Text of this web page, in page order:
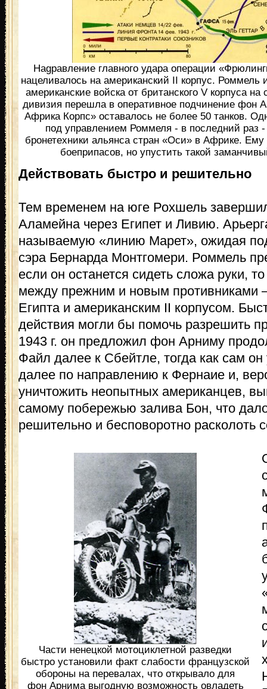
Наgравление главного удара операции
нацеливалось на американский II корпус.
американские войска от британского V корпуса на
дивизия перешла в оперативное подчинение фон
Африка Корпс» оставалось не более 50 танков.
под управлением Роммеля - в последний раз
бронетехники альянса стран «Оси» в Африке. Ему
боеприпасов, но упустить такой
Действовать быстро и решительно
Тем временем на юге Рохшель
Аламейна через Египет и Ливию.
называемую «линию Марет», ожидая
сэра Бернарда Монтгомери. Роммель
если он останется сидеть сложа руки,
между прежним и новым противниками
Египта и американским II корпусом.
действия могли бы помочь разрешить
1943 г. он предложил фон Арниму
Файл далее к Сбейтле, тогда как сам
далее по направлению к Фернаие и,
уничтожить неопытных американцев,
самому побережью залива Бон, что
решительно и бесповоротно расколоть
Части ненецкой мотоциклетной разведки
быстро установили факт слабости французской
обороны на перевалах, что открывало для
фон Арнима выгодную возможность овладеть